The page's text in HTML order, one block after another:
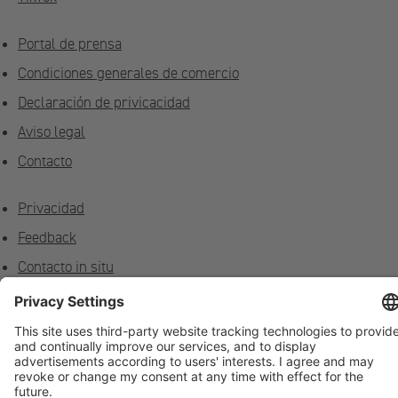
Portal de prensa
Condiciones generales de comercio
Declaración de privicacidad
Aviso legal
Contacto
Privacidad
Feedback
Contacto in situ